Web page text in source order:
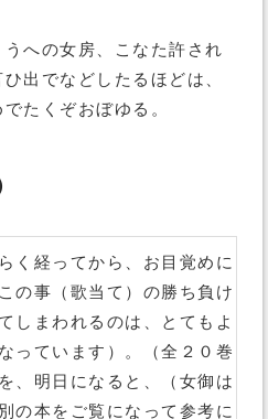
への女房、こなた許され
出でなどしたるほどは、
でたくぞおぼゆる。
く経ってから、お目覚めに
の事（歌当て）の勝ち負け
しまわれるのは、とてもよ
っています）。（全２０巻
、明日になると、（女御は
の本をご覧になって参考に